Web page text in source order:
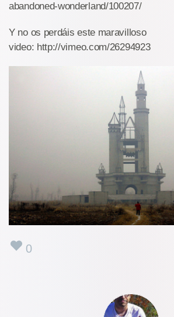
abandoned-wonderland/100207/
Y no os perdáis este maravilloso
video: http://vimeo.com/26294923
0